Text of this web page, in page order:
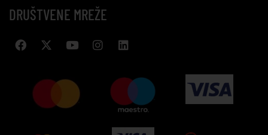
DRUŠTVENE MREŽE